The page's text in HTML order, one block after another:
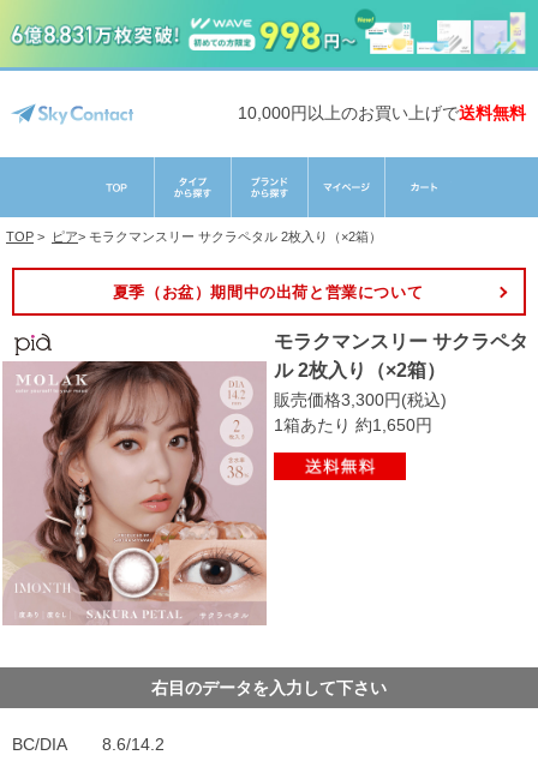
10,000円以上のお買い上げで送料無料
TOP > ピア> モラクマンスリー サクラペタル 2枚入り（×2箱）
夏季（お盆）期間中の出荷と営業について
モラクマンスリー サクラペタ
ル 2枚入り（×2箱）
販売価格3,300円(税込)
1箱あたり 約1,650円
右目のデータを入力して下さい
BC/DIA 8.6/14.2